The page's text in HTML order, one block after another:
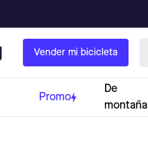
Vender mi bicicleta
Promo
De
montaña